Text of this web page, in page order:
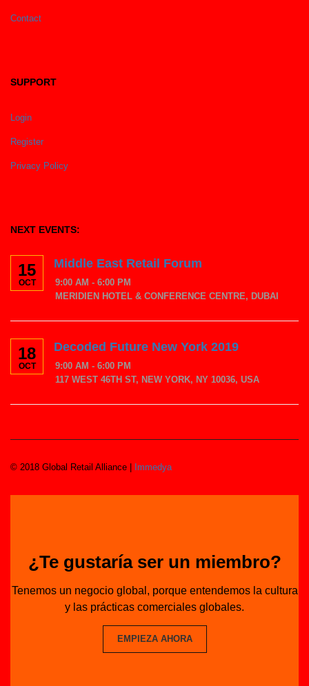
Contact
SUPPORT
Login
Register
Privacy Policy
NEXT EVENTS:
15
OCT
Middle East Retail Forum
9:00 AM - 6:00 PM
MERIDIEN HOTEL & CONFERENCE CENTRE, DUBAI
18
OCT
Decoded Future New York 2019
9:00 AM - 6:00 PM
117 WEST 46TH ST, NEW YORK, NY 10036, USA
© 2018 Global Retail Alliance | Immedya
¿Te gustaría ser un miembro?
Tenemos un negocio global, porque entendemos la cultura
y las prácticas comerciales globales.
EMPIEZA AHORA